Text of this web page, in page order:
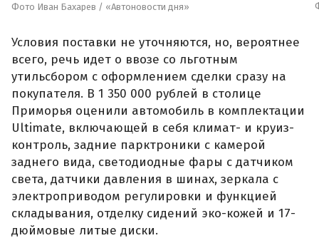
Фото Иван Бахарев / «Автоновости дня»
Условия поставки не уточняются, но, вероятнее
всего, речь идет о ввозе со льготным
утильсбором с оформлением сделки сразу на
покупателя. В 1 350 000 рублей в столице
Приморья оценили автомобиль в комплектации
Ultimate, включающей в себя климат- и круиз-
контроль, задние парктроники с камерой
заднего вида, светодиодные фары с датчиком
света, датчики давления в шинах, зеркала с
электроприводом регулировки и функцией
складывания, отделку сидений эко-кожей и 17-
дюймовые литые диски.